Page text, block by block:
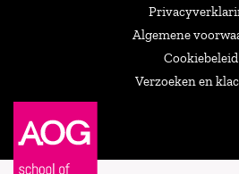
Algemene
Cookiebeleid
Verzoeken en